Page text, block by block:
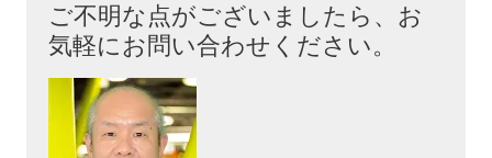
ご不明な点がございましたら、お
気軽にお問い合わせください。